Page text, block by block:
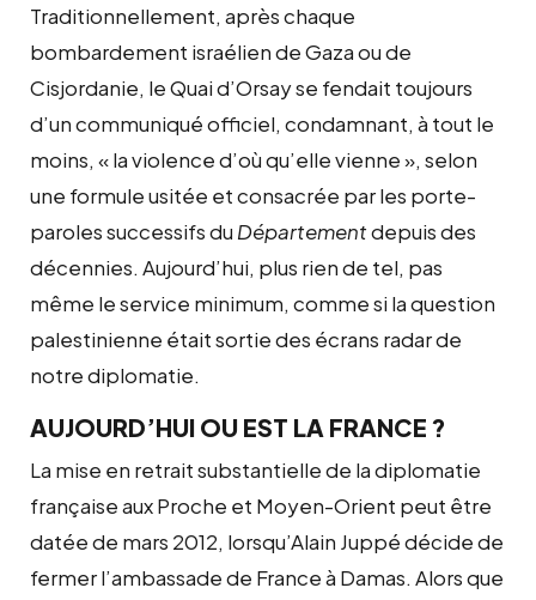
Traditionnellement, après chaque
bombardement israélien de Gaza ou de
Cisjordanie, le Quai d’Orsay se fendait toujours
d’un communiqué officiel, condamnant, à tout le
moins, « la violence d’où qu’elle vienne », selon
une formule usitée et consacrée par les porte-
paroles successifs du Départementdepuis des
décennies. Aujourd’hui, plus rien de tel, pas
même le service minimum, comme si la question
palestinienne était sortie des écrans radar de
notre diplomatie.
AUJOURD’HUI OU EST LA FRANCE ?
La mise en retrait substantielle de la diplomatie
française aux Proche et Moyen-Orient peut être
datée de mars 2012, lorsqu’Alain Juppé décide de
fermer l’ambassade de France à Damas. Alors que